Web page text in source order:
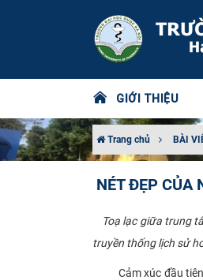
GIỚI THIỆU
Trang chủ BÀI
NÉT ĐẸP CỦA
Toạ lạc giữa trung
truyền thống lịch sử
Cảm xúc đầu tiên